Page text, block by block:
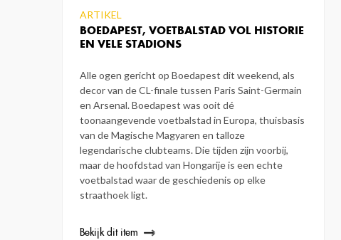
BOEDAPEST, VOETBALSTAD VOL HISTORIE
EN VELE STADIONS
ARTIKEL
Alle ogen gericht op Boedapest dit weekend, als
decor van de CL-finale tussen Paris Saint-Germain
en Arsenal. Boedapest was ooit dé
toonaangevende voetbalstad in Europa, thuisbasis
van de Magische Magyaren en talloze
legendarische clubteams. Die tijden zijn voorbij,
maar de hoofdstad van Hongarije is een echte
voetbalstad waar de geschiedenis op elke
straathoek ligt.
Bekijk dit item